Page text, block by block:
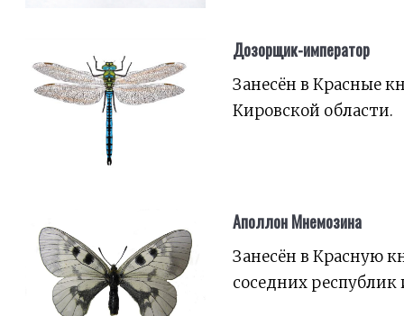
Дозорщик-император
Занесён в Красные
Кировской области.
Аполлон Мнемозина
Занесён в Красную
соседних республик